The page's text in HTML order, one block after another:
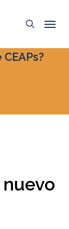
buscar
Menú